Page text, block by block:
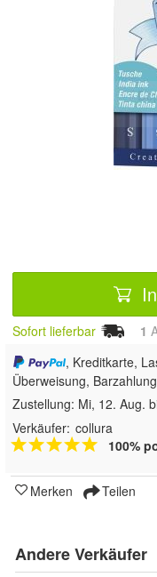
Sofort lieferbar 1
, Kreditkarte,
Überweisung,
Zustellung: Mi, 12. Aug.
Verkäufer: collura
100%
Merken Teilen
Andere Verkäufer